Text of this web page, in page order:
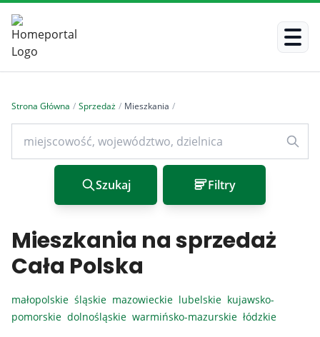
Strona Główna / Sprzedaż / Mieszkania /
Szukaj Filtry
Mieszkania na sprzedaż
Cała Polska
małopolskie śląskie mazowieckie lubelskie kujawsko-
pomorskie dolnośląskie warmińsko-mazurskie łódzkie